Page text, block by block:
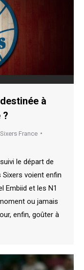
à
?
France
le départ de
Sixers voient enfin
Embiid et les N1
ou jamais
enfin, goûter à